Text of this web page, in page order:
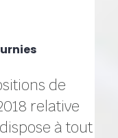
de
relative
à tout